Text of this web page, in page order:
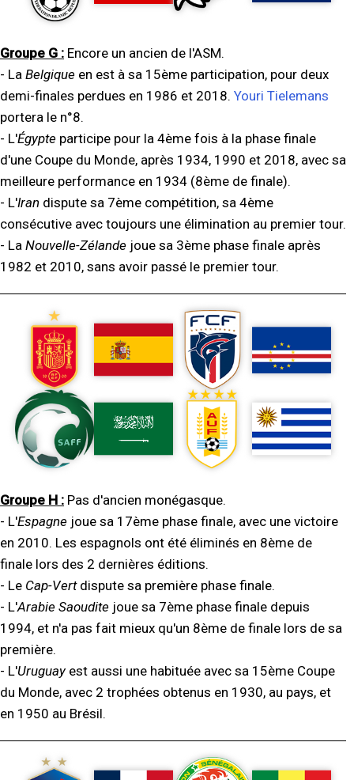
Groupe G : Encore un ancien de l'ASM.
- La Belgique en est à sa 15ème participation, pour deux
demi-finales perdues en 1986 et 2018. Youri Tielemans
portera le n°8.
- L'Égypte participe pour la 4ème fois à la phase finale
d'une Coupe du Monde, après 1934, 1990 et 2018, avec sa
meilleure performance en 1934 (8ème de finale).
- L'Iran dispute sa 7ème compétition, sa 4ème
consécutive avec toujours une élimination au premier tour.
- La Nouvelle-Zélande joue sa 3ème phase finale après
1982 et 2010, sans avoir passé le premier tour.
Groupe H : Pas d'ancien monégasque.
- L'Espagne joue sa 17ème phase finale, avec une victoire
en 2010. Les espagnols ont été éliminés en 8ème de
finale lors des 2 dernières éditions.
- Le Cap-Vertdispute sa première phase finale.
- L'Arabie Saoudite joue sa 7ème phase finale depuis
1994, et n'a pas fait mieux qu'un 8ème de finale lors de sa
première.
- L'Uruguayest aussi une habituée avec sa 15ème Coupe
du Monde, avec 2 trophées obtenus en 1930, au pays, et
en 1950 au Brésil.